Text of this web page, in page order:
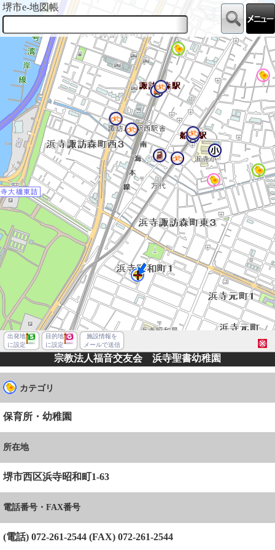
堺市西区浜寺昭和町１丁
堺市e-地図帳
出発地
に設定
目的地
に設定
施設情報を
メールで送信
宗教法人福音交友会 浜寺聖書幼稚園
カテゴリ
保育所・幼稚園
所在地
堺市西区浜寺昭和町1-63
電話番号・FAX番号
(電話) 072-261-2544 (FAX) 072-261-2544